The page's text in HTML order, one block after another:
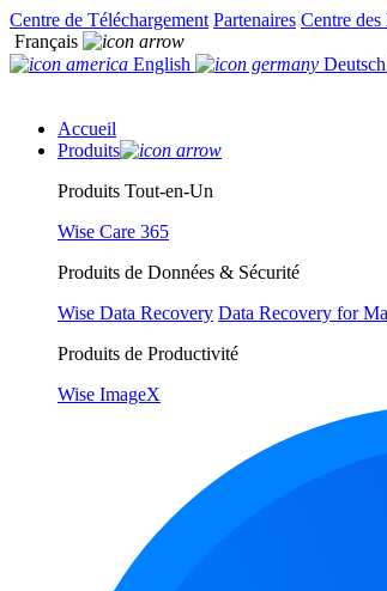
Centre de Téléchargement Partenaires Centre des
Français
English
Deutsch
Accueil
Produits
Produits Tout-en-Un
Wise Care 365
Produits de Données & Sécurité
Wise Data Recovery Data Recovery for
Produits de Productivité
Wise ImageX